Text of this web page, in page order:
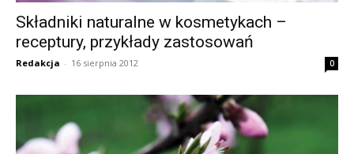
Składniki naturalne w kosmetykach –
receptury, przykłady zastosowań
Redakcja - 16 sierpnia 2012 0